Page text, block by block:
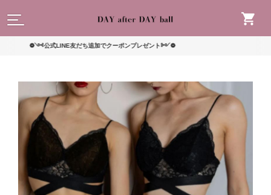
❁༺公式LINE友だち追加でクーポンプレゼント༻❁